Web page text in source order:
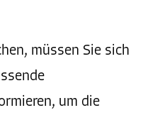
müssen Sie sich
um die